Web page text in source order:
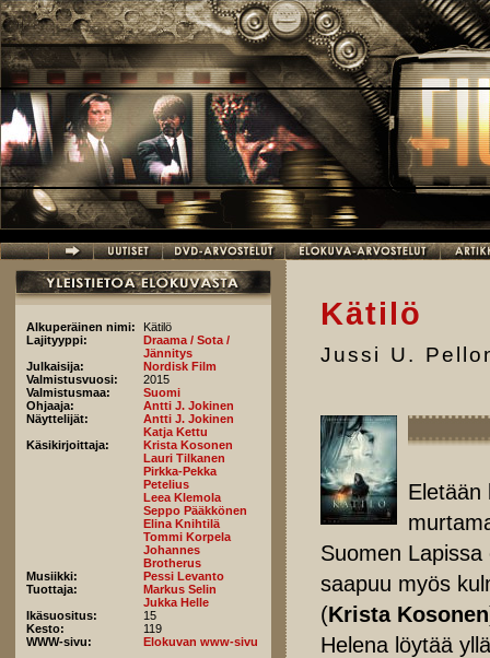
Hyppää pääsisältöön
Alkuperäinen nimi:
Kätilö
Lajityyppi:
Draama / Sota /
Jännitys
Julkaisija:
Nordisk Film
Valmistusvuosi:
2015
Valmistusmaa:
Suomi
Ohjaaja:
Antti J. Jokinen
Näyttelijät:
Antti J. Jokinen
Katja Kettu
Käsikirjoittaja:
Krista Kosonen
Lauri Tilkanen
Pirkka-Pekka
Petelius
Leea Klemola
Seppo Pääkkönen
Elina Knihtilä
Tommi Korpela
Johannes
Brotherus
Musiikki:
Pessi Levanto
Tuottaja:
Markus Selin
Jukka Helle
Ikäsuositus:
15
Kesto:
119
WWW-sivu:
Elokuvan www-sivu
Kätilö
Jussi U.
Eletään
Suomen
saapuu myös
(Krista Kosonen
Helena löytää